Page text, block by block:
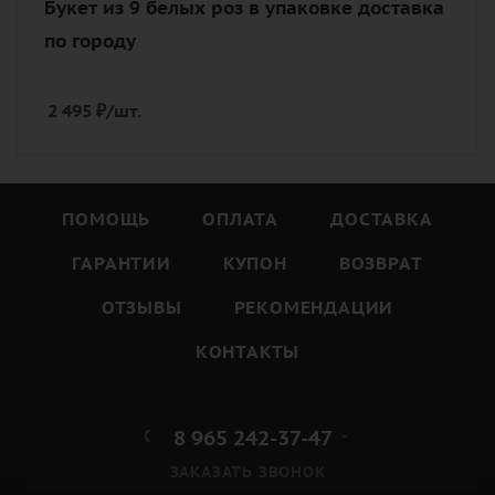
Букет из 9 белых роз в упаковке доставка
по городу
2 495 ₽/шт.
ПОМОЩЬ ОПЛАТА
ДОСТАВКА
ГАРАНТИИ
КУПОН
ВОЗВРАТ
ОТЗЫВЫ
РЕКОМЕНДАЦИИ
КОНТАКТЫ
8 965 242-37-47